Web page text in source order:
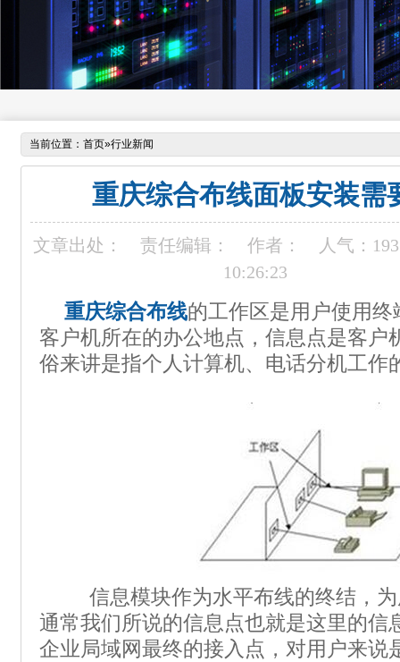
当前位置： 首页»行业新闻
重庆综合布线面板安装需
文章出处： 责任编辑： 作者： 人气：
10:26:23
重庆综合布线的工作区是用户使用
客户机所在的办公地点，信息点是客户
俗来讲是指个人计算机、电话分机工作
信息模块作为水平布线的终结，为
通常我们所说的信息点也就是这里的信
企业局域网最终的接入点，对用户来说